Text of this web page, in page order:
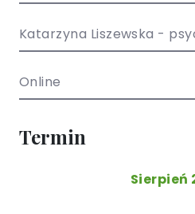
Online
Termin
Sierpień